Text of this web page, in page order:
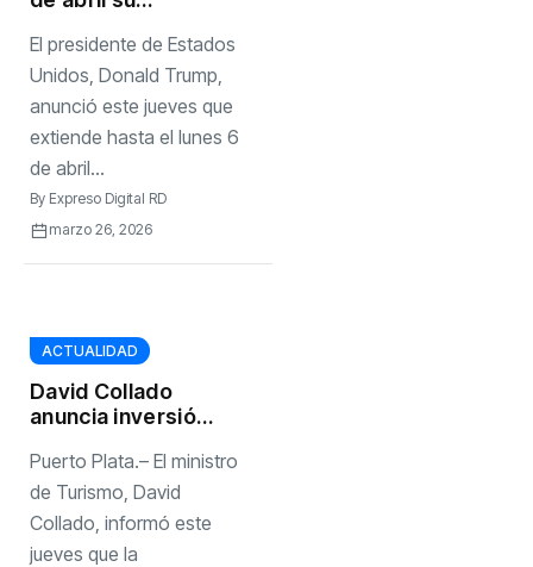
destruir la
infraestructura
eléctrica de Irán
El presidente de Estados
Unidos, Donald Trump,
anunció este jueves que
extiende hasta el lunes 6
de abril...
By Expreso Digital RD
marzo 26, 2026
ACTUALIDAD
David Collado
anuncia inversión
millones para
parador
fotográfico y
otras obras en
Puerto Plata.– El ministro
de Turismo, David
Collado, informó este
jueves que la